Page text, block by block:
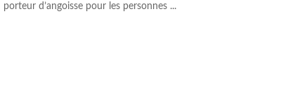
porteur d’angoisse pour les personnes ...